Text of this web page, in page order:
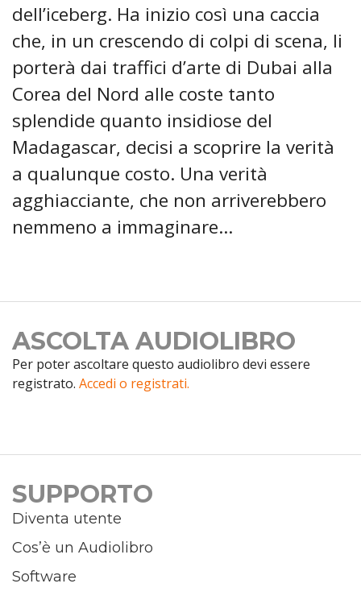
dell’iceberg. Ha inizio così una caccia
che, in un crescendo di colpi di scena, li
porterà dai traffici d’arte di Dubai alla
Corea del Nord alle coste tanto
splendide quanto insidiose del
Madagascar, decisi a scoprire la verità
a qualunque costo. Una verità
agghiacciante, che non arriverebbero
nemmeno a immaginare...
ASCOLTA AUDIOLIBRO
Per poter ascoltare questo audiolibro devi essere
registrato. Accedi o registrati.
SUPPORTO
Diventa utente
Cos’è un Audiolibro
Software